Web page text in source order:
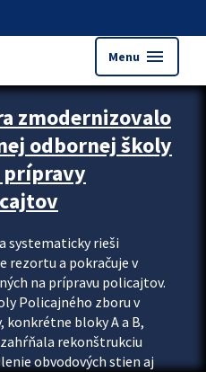
Menu menu
zmodernizovalo
odbornej školy
prípravy
systematicky rieši
rezortu a pokračuje v
na prípravu policajtov.
Policajného zboru v
konkrétne bloky A a B,
rekonštrukciu
obvodových stien aj